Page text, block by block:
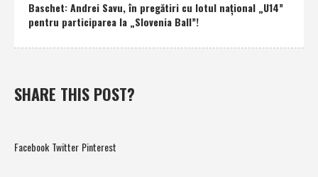
Baschet: Andrei Savu, în pregătiri cu lotul naţional „U14”
pentru participarea la „Slovenia Ball”!
SHARE THIS POST?
Facebook Twitter Pinterest